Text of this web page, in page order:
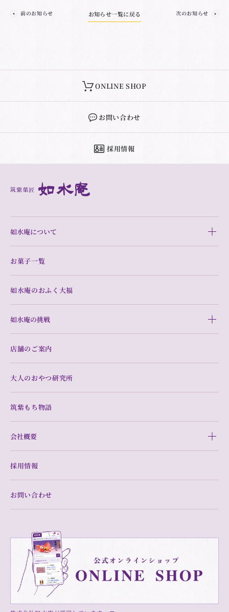
前のお知らせ お知らせ一覧に戻る 次のお知らせ
ONLINE SHOP
お問い合わせ
採用情報
如水庵について
お菓子一覧
如水庵のおふく大福
如水庵の挑戦
店舗のご案内
大人のおやつ研究所
筑紫もち物語
会社概要
採用情報
お問い合わせ